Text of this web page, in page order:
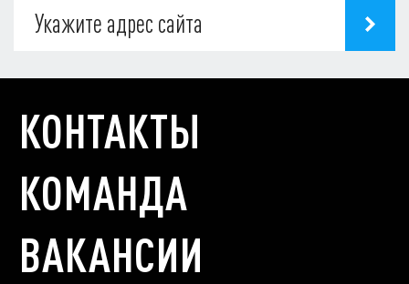
КОНТАКТЫ
КОМАНДА
ВАКАНСИИ